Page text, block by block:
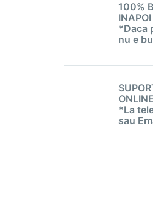
100%
INAPOI
*Daca
nu e
*La
sau